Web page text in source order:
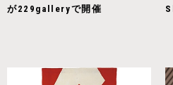
が229galleryで開催